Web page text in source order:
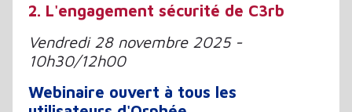
2. L'engagement sécurité de C3rb
Vendredi 28 novembre 2025 -
10h30/12h00
Webinaire ouvert à tous les